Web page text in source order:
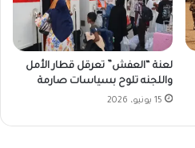
لعنة “العفش” تعرقل قطار الأمل
واللجنه تلوح بسياسات صارمة
15 يونيو، 2026